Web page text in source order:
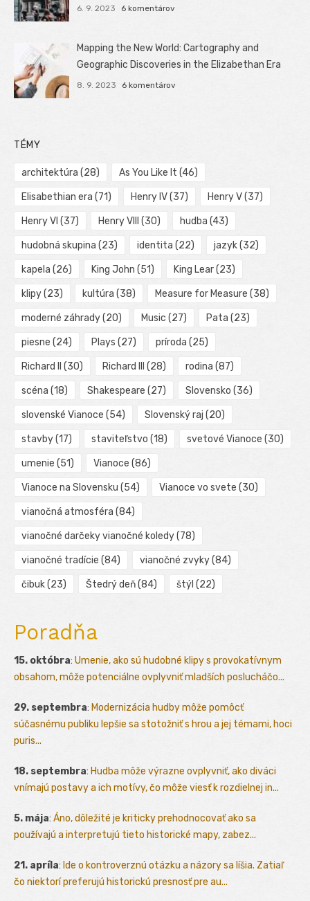
6. 9. 2023 6 komentárov
Mapping the New World: Cartography and
Geographic Discoveries in the Elizabethan Era
8. 9. 2023 6 komentárov
TÉMY
architektúra (28) As You Like It (46)
Elisabethian era (71) Henry IV(37) Henry V(37)
Henry VI (37) Henry VIII (30) hudba (43)
hudobná skupina (23) identita (22) jazyk(32)
kapela (26) King John (51) King Lear(23)
klipy(23) kultúra (38) Measure for Measure (38)
moderné záhrady(20) Music (27) Pata (23)
piesne (24) Plays (27) príroda (25)
Richard II (30) Richard III (28) rodina (87)
scéna (18) Shakespeare (27) Slovensko (36)
slovenské Vianoce (54) Slovenský raj (20)
stavby(17) staviteľstvo (18) svetové Vianoce (30)
umenie (51) Vianoce (86)
Vianoce na Slovensku (54) Vianoce vo svete (30)
vianočná atmosféra (84)
vianočné darčeky vianočné koledy(78)
vianočné tradície (84) vianočné zvyky(84)
čibuk(23) Štedrý deň(84) štýl (22)
Poradňa
15. októbra: Umenie, ako sú hudobné klipy s provokatívnym
obsahom, môže potenciálne ovplyvniť mladších poslucháčo...
29. septembra: Modernizácia hudby môže pomôcť
súčasnému publiku lepšie sa stotožniť s hrou a jej témami, hoci
puris...
18. septembra: Hudba môže výrazne ovplyvniť, ako diváci
vnímajú postavy a ich motívy, čo môže viesť k rozdielnej in...
5. mája: Áno, dôležité je kriticky prehodnocovať ako sa
používajú a interpretujú tieto historické mapy, zabez...
21. apríla: Ide o kontroverznú otázku a názory sa líšia. Zatiaľ
čo niektorí preferujú historickú presnosť pre au...